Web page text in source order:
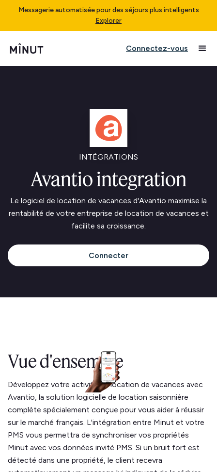
Messagerie automatisée pour des séjours plus intelligents
Explorer
Connectez-vous
INTÉGRATIONS
Avantio integration
Le logiciel de location de vacances d'Avantio maximise la
rentabilité de votre entreprise de location de vacances et
facilite sa croissance.
Connecter
Vue d'ensemble
Développez votre activité de location de vacances avec
Avantio, la solution logicielle de location saisonnière
complète spécialement conçue pour vous aider à réussir
sur le marché français. L'intégration entre Minut et votre
PMS vous permettra de synchroniser vos propriétés
Minut avec vos données invité PMS. Si un bruit fort est
détecté dans une propriété, le client recevra